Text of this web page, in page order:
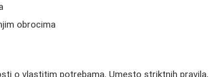
obrocima
o vlastitim potrebama. Umesto striktnih pravila,